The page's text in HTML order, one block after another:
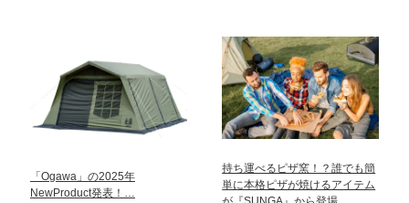
「Ogawa」の2025年
NewProduct発表！…
持ち運べるピザ窯！？誰でも簡
単に本格ピザが焼けるアイテム